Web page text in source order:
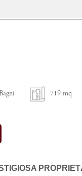
719 mq